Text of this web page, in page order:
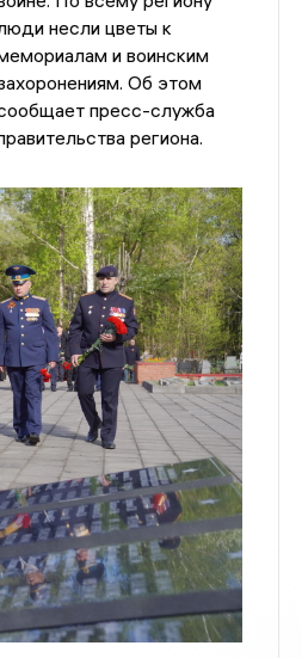
несли цветы к
и воинским
Об этом
пресс-служба
региона.